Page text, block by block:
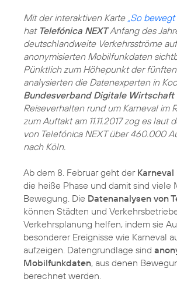
Mit der interaktiven Karte „So
hat Telefónica NEXTAnfang des
deutschlandweite Verkehrsströme
anonymisierten Mobilfunkdaten
Pünktlich zum Höhepunkt der
analysierten die Datenexperten in
Bundesverband Digitale Wirtschaft
Reiseverhalten rund um Karneval im
zum Auftakt am 11.11.2017 zog es laut
von Telefónica NEXT über 460.000
nach Köln.
Ab dem 8. Februar geht der
die heiße Phase und damit sind viele
Bewegung. Die Datenanalysen von
können Städten und
Verkehrsplanung helfen, indem sie
besonderer Ereignisse wie Karneval
aufzeigen. Datengrundlage sind
Mobilfunkdaten, aus denen
berechnet werden.